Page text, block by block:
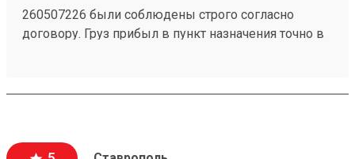
260507226 были соблюдены строго согласно
договору. Груз прибыл в пункт назначения точно в
упаковки и сохранность груза были на высоте.